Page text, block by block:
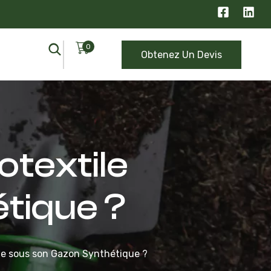
0
Obtenez Un Devis
?
sous son Gazon Synthétique ?